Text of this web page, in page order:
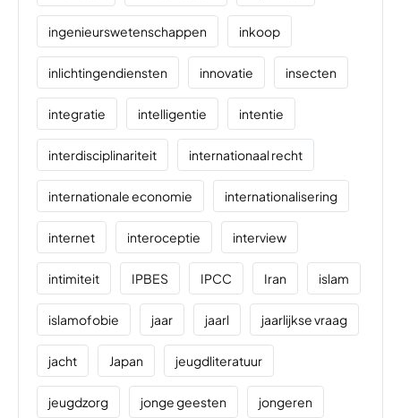
ingenieurswetenschappen inkoop
inlichtingendiensten innovatie insecten
integratie intelligentie intentie
interdisciplinariteit internationaal recht
internationale economie internationalisering
internet interoceptie interview
intimiteit IPBES IPCC Iran islam
islamofobie jaar jaarl jaarlijkse vraag
jacht Japan jeugdliteratuur
jeugdzorg jonge geesten jongeren